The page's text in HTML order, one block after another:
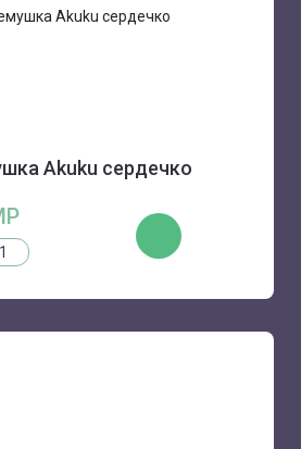
Akuku сердечко
КУПИТЬ